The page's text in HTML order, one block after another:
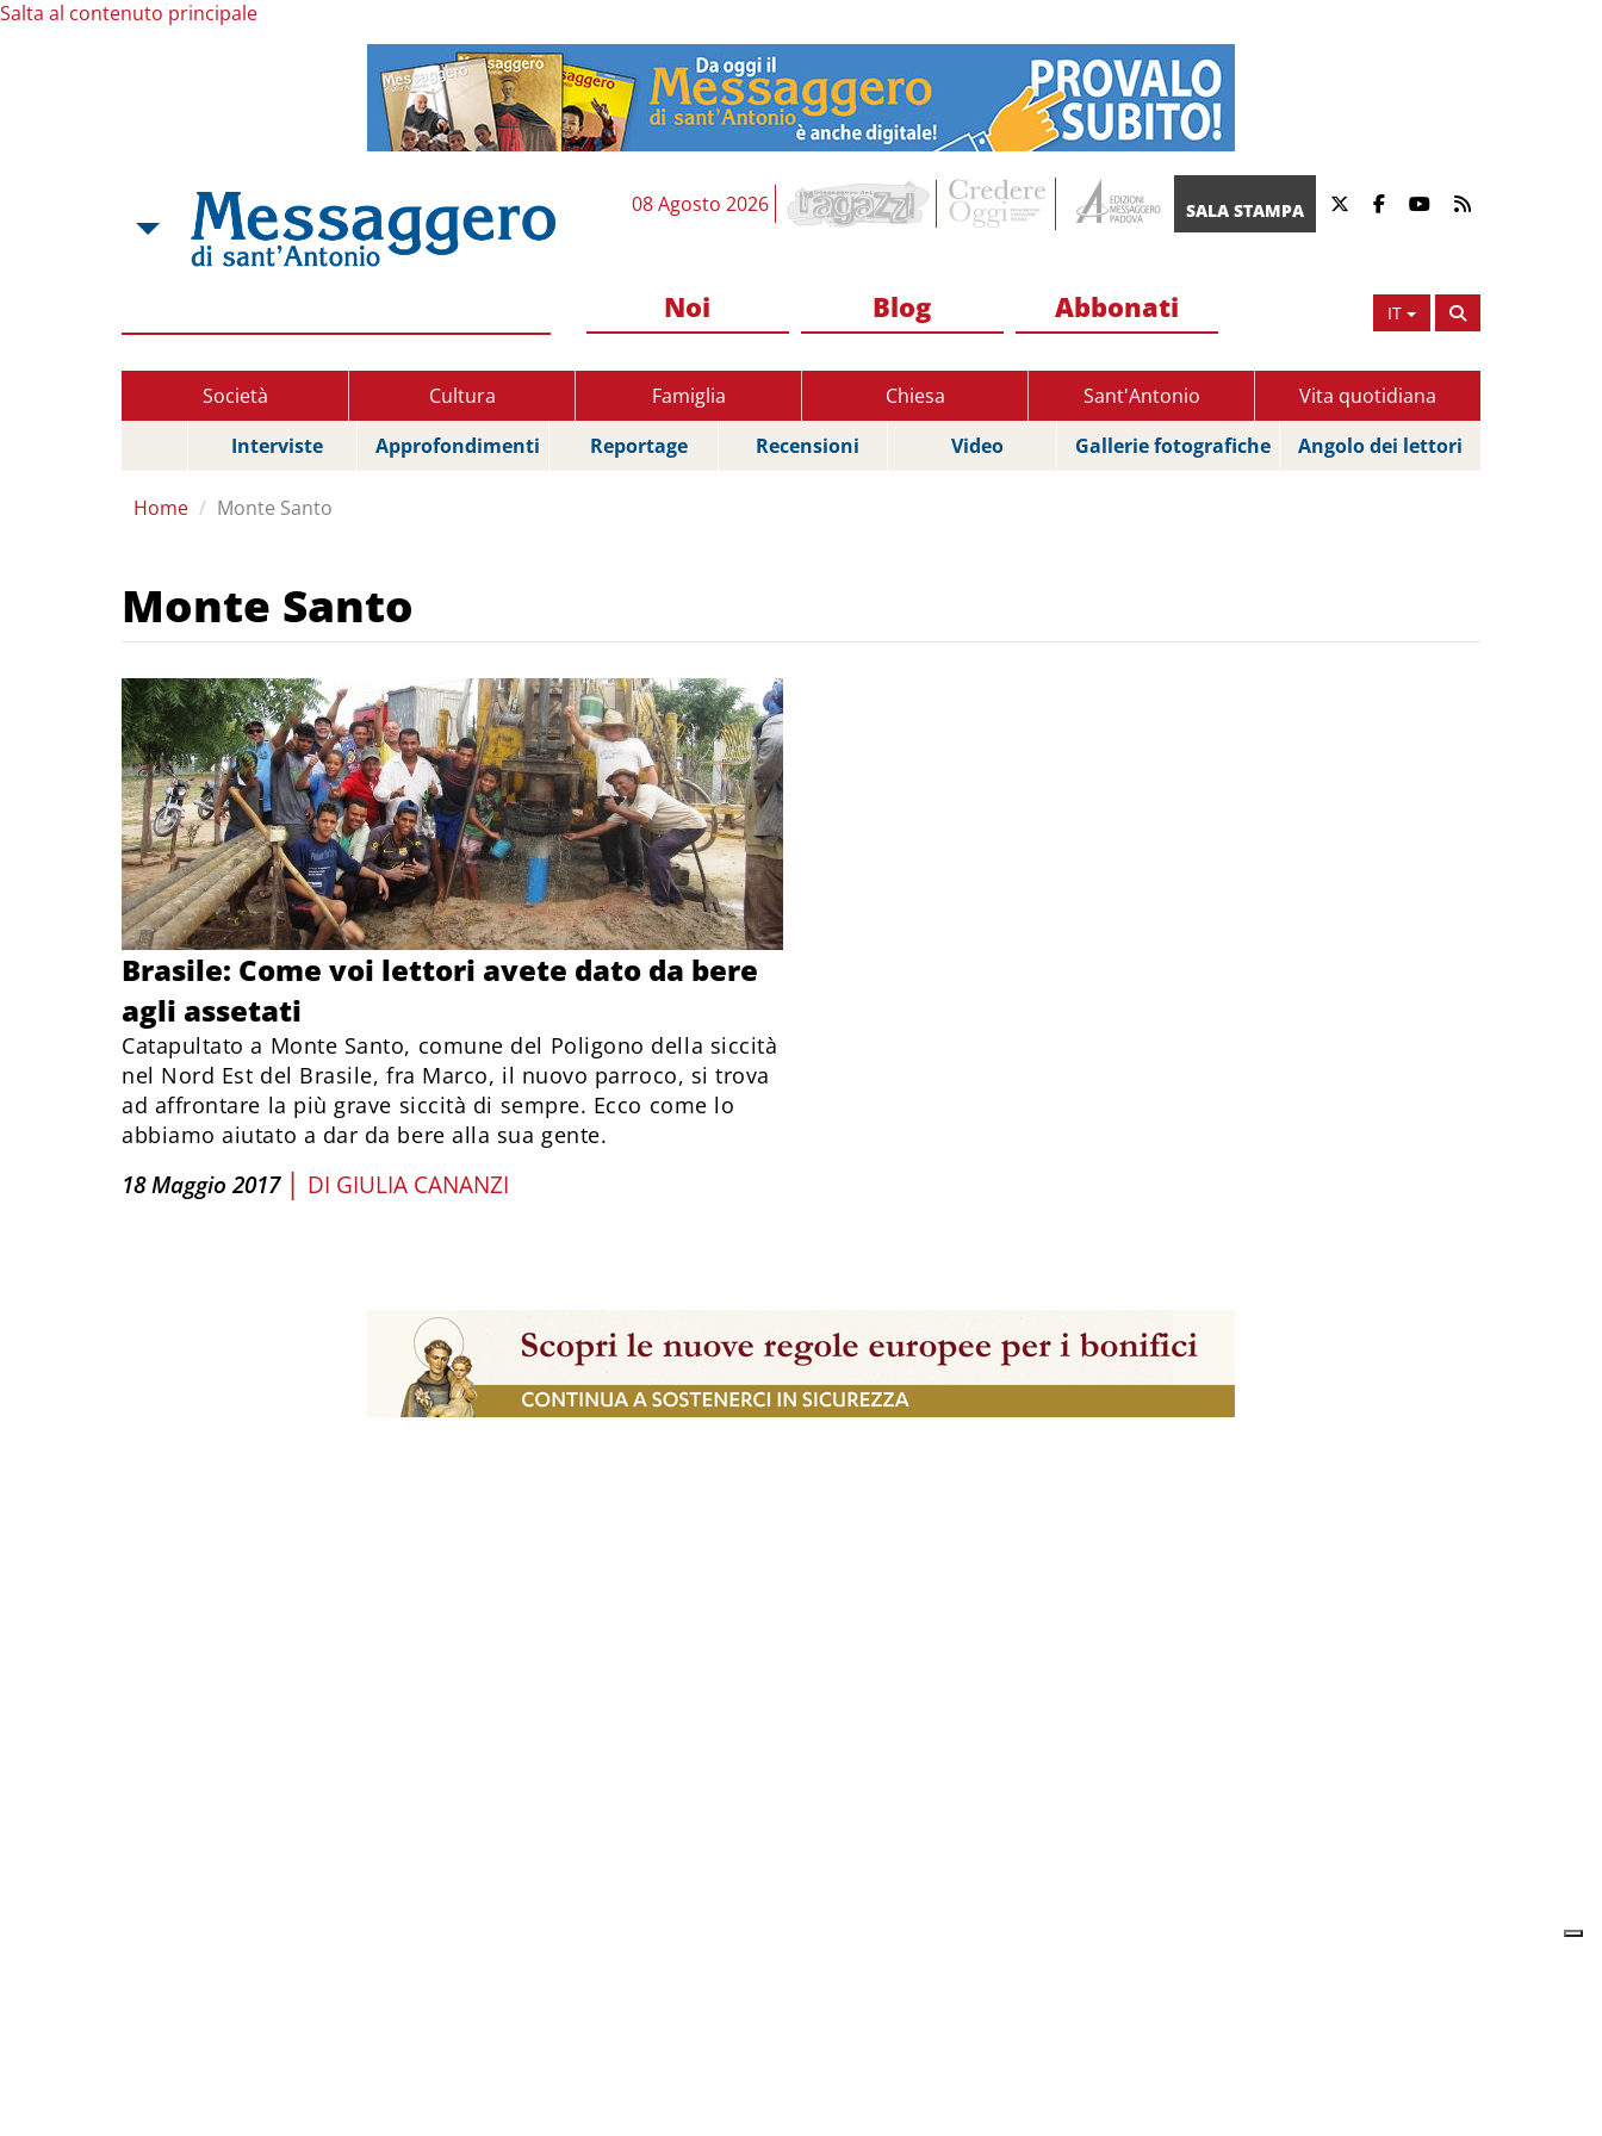
Salta al contenuto principale
08 Agosto 2026 SALA STAMPA
IT
Noi Blog Abbonati
Società Cultura Famiglia Chiesa Sant'Antonio
Vita quotidiana
Interviste
Approfondimenti Reportage Recensioni Video Gallerie fotografiche Angolo dei lettori
Home Monte Santo
Monte Santo
Brasile: Come voi lettori avete dato da bere
agli assetati
Catapultato a Monte Santo, comune del Poligono della siccità
nel Nord Est del Brasile, fra Marco, il nuovo parroco, si trova
ad affrontare la più grave siccità di sempre. Ecco come lo
abbiamo aiutato a dar da bere alla sua gente.
18 Maggio 2017 | DI GIULIA CANANZI